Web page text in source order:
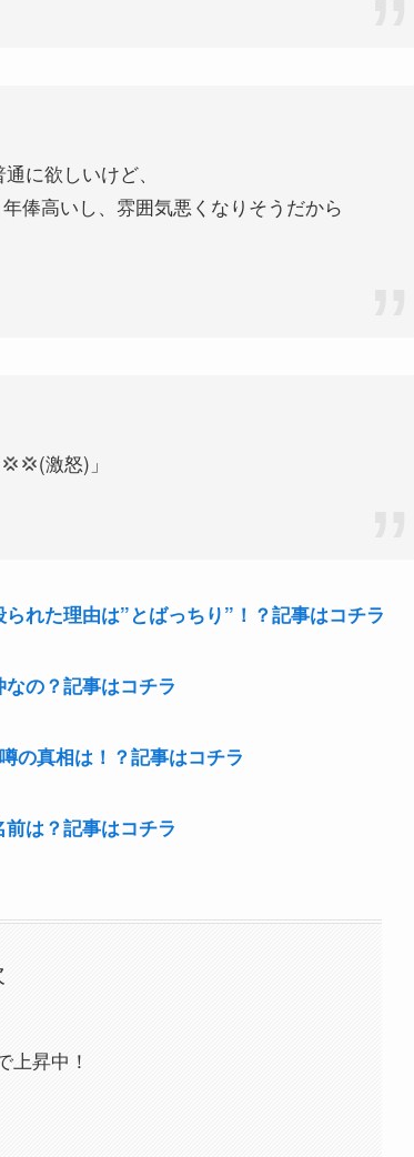
に欲しいけど、
俸高いし、雰囲気悪くなりそうだから
激怒)」
れた理由は”とばっちり”！？記事はコチラ
の？記事はコチラ
の真相は！？記事はコチラ
は？記事はコチラ
上昇中！